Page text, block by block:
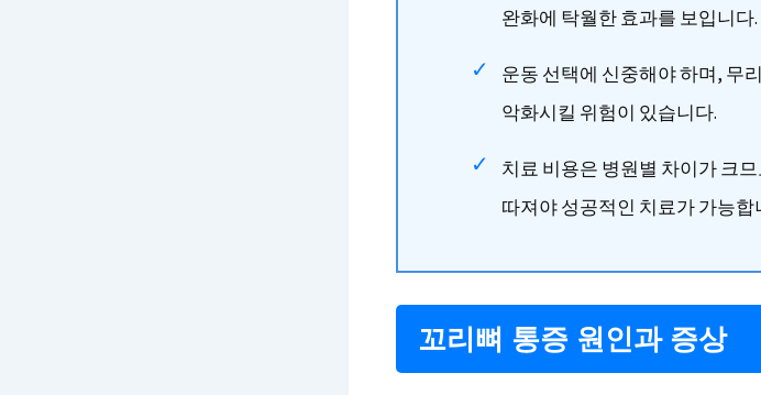
완화에 탁월한 효과를 보입니다.
운동 선택에 신중해야 하며, 무
악화시킬 위험이 있습니다.
치료 비용은 병원별 차이가 크
따져야 성공적인 치료가 가능합
꼬리뼈 통증 원인과 증상